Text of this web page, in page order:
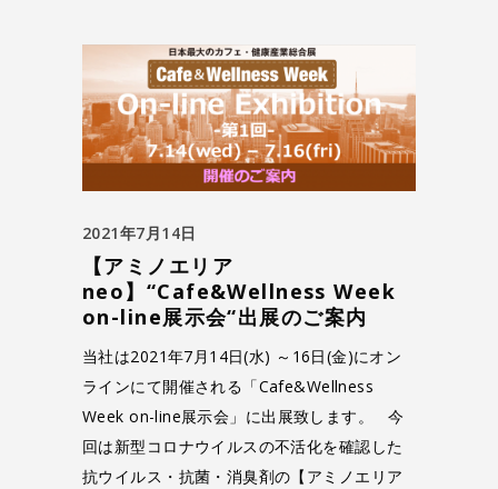
2021年7月14日
【アミノエリア
neo】“Cafe&Wellness Week
on-line展示会“出展のご案内
当社は2021年7月14日(水) ～16日(金)にオン
ラインにて開催される「Cafe&Wellness
Week on-line展示会」に出展致します。 今
回は新型コロナウイルスの不活化を確認した
抗ウイルス・抗菌・消臭剤の【アミノエリア